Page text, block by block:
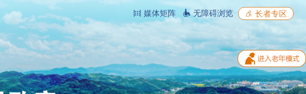
媒体矩阵 无障碍浏览 长者专区